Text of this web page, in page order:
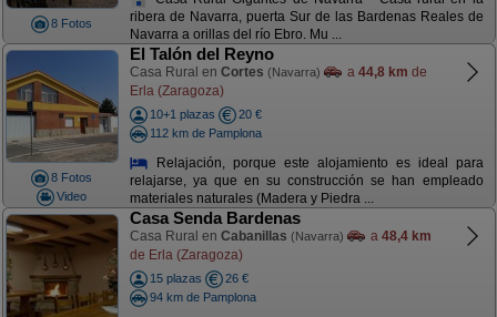
8 Fotos
ribera de Navarra, puerta Sur de las Bardenas Reales de
Navarra a orillas del río Ebro. Mu ...
8 Fotos
Video
El Talón del Reyno
Casa Rural en Cortes (Navarra) a 44,8 km de
Erla (Zaragoza)
10+1 plazas
20 €
112 km de Pamplona
Relajación, porque este alojamiento es ideal para
relajarse, ya que en su construcción se han empleado
materiales naturales (Madera y Piedra ...
Casa Senda Bardenas
Casa Rural en Cabanillas (Navarra) a 48,4 km
de Erla (Zaragoza)
15 plazas
26 €
94 km de Pamplona